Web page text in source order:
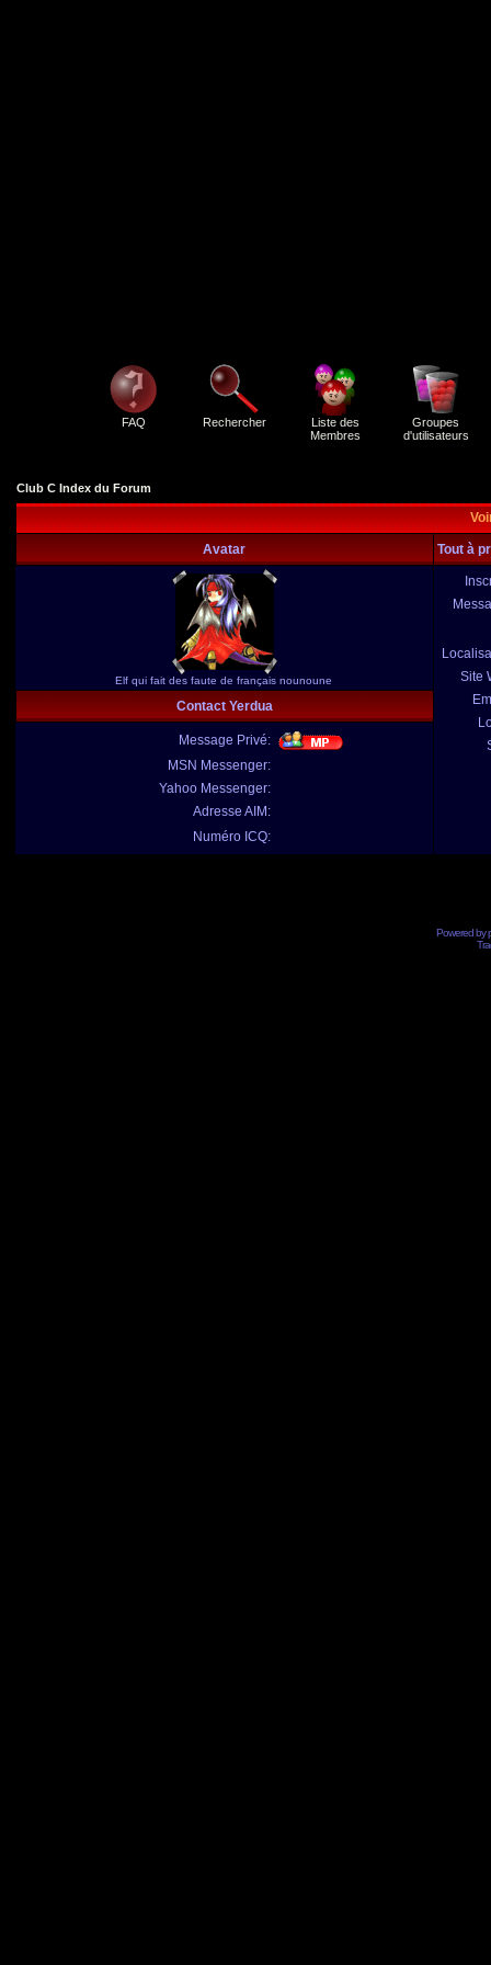
FAQ Rechercher
Liste des
Membres
Groupes
d'utilisateurs
Club C Index du Forum
Avatar Tout à
Elf qui fait des faute de français nounoune
Site
Contact Yerdua
Message Privé:
MSN Messenger:
Yahoo Messenger:
Adresse AIM:
Numéro ICQ:
Powered by